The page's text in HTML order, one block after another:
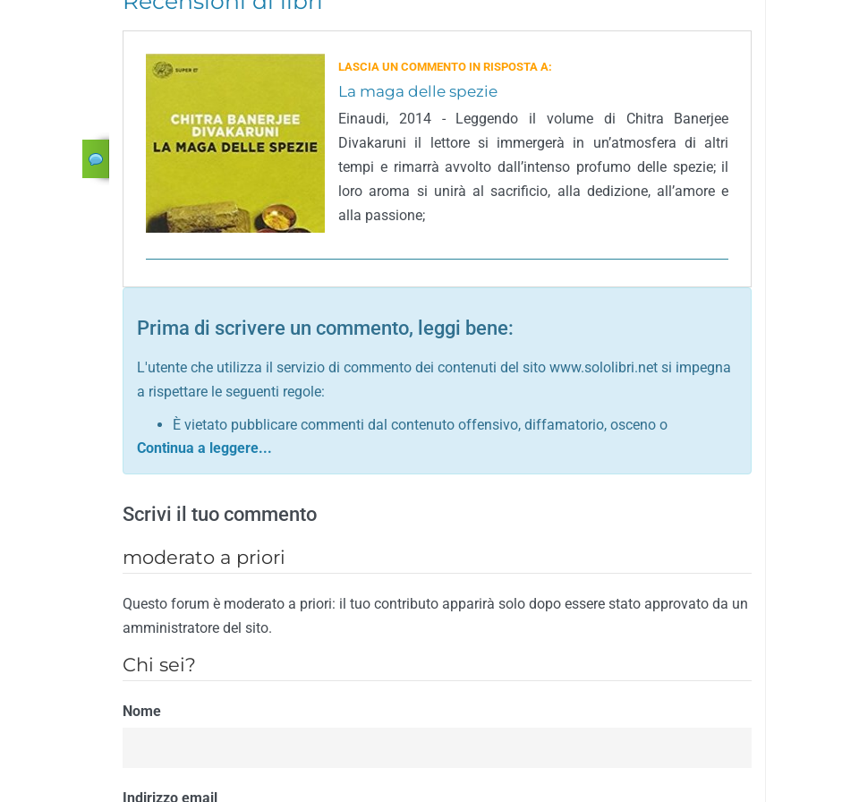
LASCIA UN COMMENTO IN RISPOSTA A:
La maga delle spezie
Einaudi, 2014 - Leggendo il volume di Chitra Banerjee
Divakaruni il lettore si immergerà in un’atmosfera di altri
tempi e rimarrà avvolto dall’intenso profumo delle spezie; il
loro aroma si unirà al sacrificio, alla dedizione, all’amore e
alla passione;
Prima di scrivere un commento, leggi bene:
L'utente che utilizza il servizio di commento dei contenuti del sito www.sololibri.net si impegna
a rispettare le seguenti regole:
È vietato pubblicare commenti dal contenuto offensivo, diffamatorio, osceno o
comunque contrario alle leggi dello Stato italiano e di quelle internazionali
Sono vietati commenti in tono sacrilego, sarcastico, denigratorio e sbeffeggiatorio
È vietato pubblicare commenti contrari al rispetto dell'ordine pubblico
È vietato pubblicare commenti lesivi della privacy di qualsiasi cittadino
È vietato pubblicare commenti razzisti nei confronti di qualsiasi razza, popolo, cultura,
religione
È vietato pubblicare commenti contrari al rispetto del buon costume o contenenti
È vietato pubblicare commenti inerenti propaganda politica, di partito o di fazione, che
Il riscontro della violazione anche di una sola delle regole precedenti comporterà la non
Scrivi il tuo commento
moderato a priori
Questo forum è moderato a priori: il tuo contributo apparirà solo dopo essere stato approvato da un
amministratore del sito.
Chi sei?
Nome
Indirizzo email